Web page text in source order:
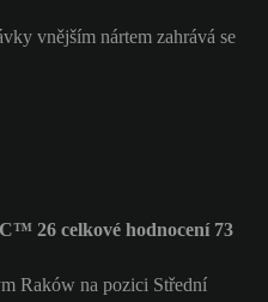
vnějším nártem zahrává se
26 celkové hodnocení 73
Raków na pozici Střední